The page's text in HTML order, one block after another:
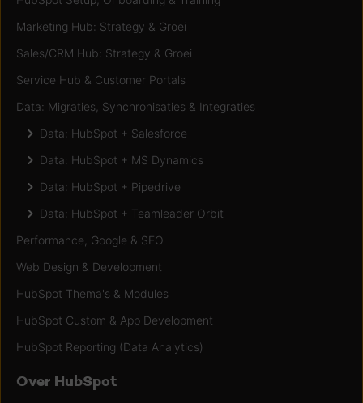
Marketing Hub: Strategy & Groei
Sales/CRM Hub: Strategy & Groei
Service Hub & Customer Portals
Data: Migraties, Synchronisaties & Integraties
Data: HubSpot + Salesforce
Data: HubSpot + MS Dynamics
Data: HubSpot + Pipedrive
Data: HubSpot + Teamleader Orbit
Performance, Google & SEO
Web Design & Development
HubSpot Thema's & Modules
HubSpot Custom & App Development
HubSpot Reporting (Data Analytics)
Over HubSpot